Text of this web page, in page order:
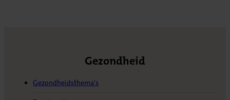
Gezondheid
Gezondheidsthema's